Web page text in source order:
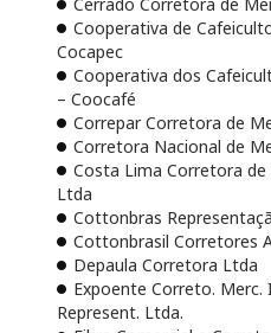
Cooperativa de
Cocapec
Cooperativa dos
– Coocafé
Correpar Corretora de
Corretora Nacional de
Costa Lima Corretora
Ltda
Cottonbras
Cottonbrasil Corretores
Depaula Corretora Ltda
Expoente Correto. Merc.
Represent. Ltda.